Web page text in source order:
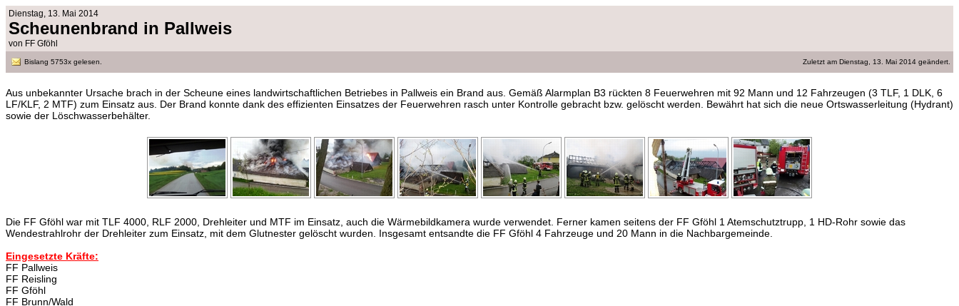
Dienstag, 13. Mai 2014
Scheunenbrand in Pallweis
von FF Gföhl
Zuletzt am Dienstag, 13. Mai 2014 geändert
Bislang 5753x gelesen.
Aus unbekannter Ursache brach in der Scheune eines landwirtschaftlichen Betriebes in Pallweis ein Brand aus. Gemäß Alarmplan B3 rückten 8 Feuerwehren mit 92 Mann und 12 Fahrzeugen (3 TLF, 1 DLK, 6
LF/KLF, 2 MTF) zum Einsatz aus. Der Brand konnte dank des effizienten Einsatzes der Feuerwehren rasch unter Kontrolle gebracht bzw. gelöscht werden. Bewährt hat sich die neue Ortswasserleitung (Hydrant)
sowie der Löschwasserbehälter.
Die FF Gföhl war mit TLF 4000, RLF 2000, Drehleiter und MTF im Einsatz, auch die Wärmebildkamera wurde verwendet. Ferner kamen seitens der FF Gföhl 1 Atemschutztrupp, 1 HD-Rohr sowie das
Wendestrahlrohr der Drehleiter zum Einsatz, mit dem Glutnester gelöscht wurden. Insgesamt entsandte die FF Gföhl 4 Fahrzeuge und 20 Mann in die Nachbargemeinde.
Eingesetzte Kräfte:
FF Pallweis
FF Reisling
FF Gföhl
FF Brunn/Wald